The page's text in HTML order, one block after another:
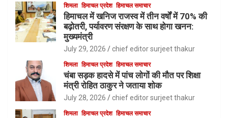
शिमला हिमाचल प्रदेश हिमाचल समाचार
हिमाचल में खनिज राजस्व में तीन वर्षों में 70% की
बढ़ोतरी, पर्यावरण संरक्षण के साथ होगा खनन:
मुख्यमंत्री
July 29, 2026 chief editor surjeet thakur
शिमला हिमाचल प्रदेश हिमाचल समाचार
चंबा सड़क हादसे में पांच लोगों की मौत पर शिक्षा
मंत्री रोहित ठाकुर ने जताया शोक
July 28, 2026 chief editor surjeet thakur
शिमला हिमाचल प्रदेश हिमाचल समाचार